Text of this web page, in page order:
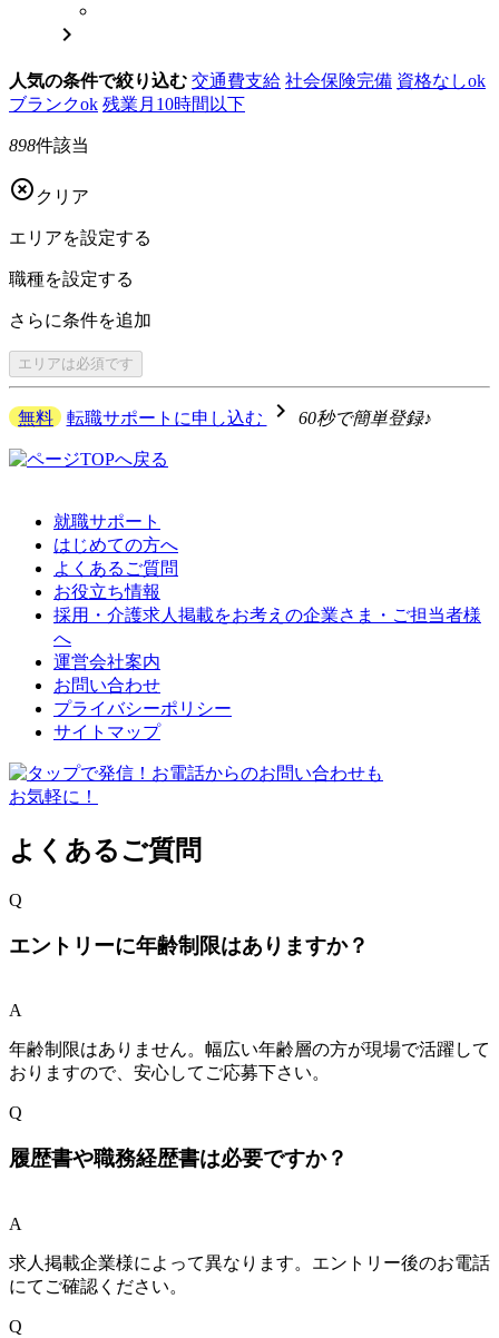

人気の条件で絞り込む 交通費支給 社会保険完備 資格なしok
ブランクok 残業月10時間以下
898件該当
 クリア
エリアを設定する
職種を設定する
さらに条件を追加
エリアは必須です
無料 転職サポートに申し込む navigate_next 60秒で簡単登録♪
就職サポート
はじめての方へ
よくあるご質問
お役立ち情報
採用・介護求人掲載をお考えの企業さま・ご担当者様
へ
運営会社案内
お問い合わせ
プライバシーポリシー
サイトマップ
よくあるご質問
Q
エントリーに年齢制限はありますか？
A
年齢制限はありません。幅広い年齢層の方が現場で活躍して
おりますので、安心してご応募下さい。
Q
履歴書や職務経歴書は必要ですか？
A
求人掲載企業様によって異なります。エントリー後のお電話
にてご確認ください。
Q